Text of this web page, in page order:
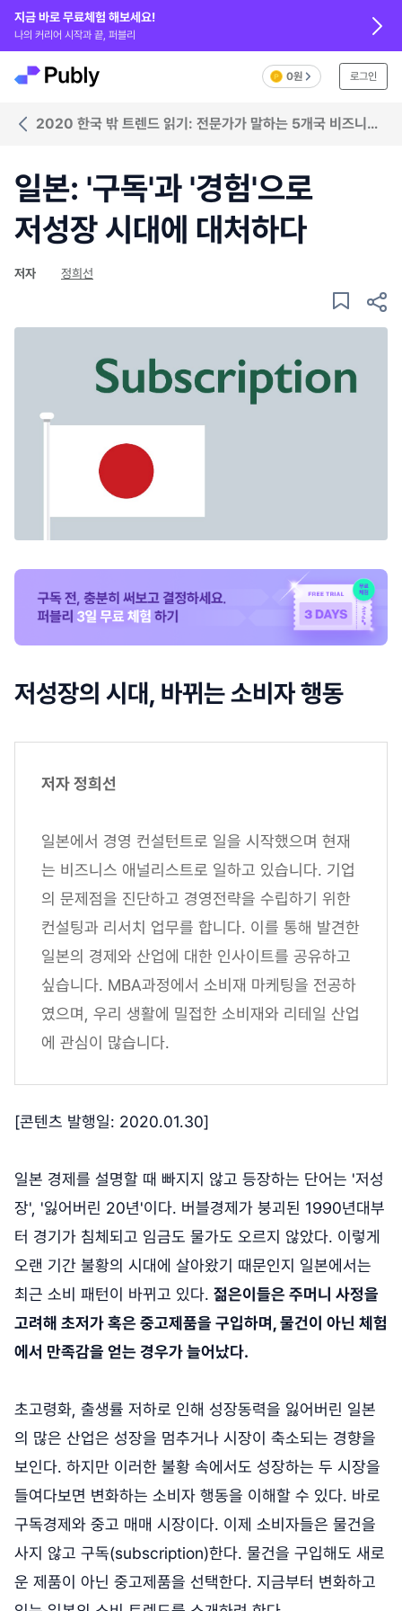
지금 바로 무료체험 해보세요!
나의 커리어 시작과 끝, 퍼블리
0원 로그인
2020 한국 밖 트렌드 읽기: 전문가가 말하는 5개국 비즈니스
일본: '구독'과 '경험'으로
저성장 시대에 대처하다
저자 정희선
저성장의 시대, 바뀌는 소비자 행동
저자 정희선
일본에서 경영 컨설턴트로 일을 시작했으며 현재
는 비즈니스 애널리스트로 일하고 있습니다. 기업
의 문제점을 진단하고 경영전략을 수립하기 위한
컨설팅과 리서치 업무를 합니다. 이를 통해 발견한
일본의 경제와 산업에 대한 인사이트를 공유하고
싶습니다. MBA과정에서 소비재 마케팅을 전공하
였으며, 우리 생활에 밀접한 소비재와 리테일 산업
에 관심이 많습니다.
[콘텐츠 발행일: 2020.01.30]
일본 경제를 설명할 때 빠지지 않고 등장하는 단어는 '저성
장', '잃어버린 20년'이다. 버블경제가 붕괴된 1990년대부
터 경기가 침체되고 임금도 물가도 오르지 않았다. 이렇게
오랜 기간 불황의 시대에 살아왔기 때문인지 일본에서는
최근 소비 패턴이 바뀌고 있다. 젊은이들은 주머니 사정을
고려해 초저가 혹은 중고제품을 구입하며, 물건이 아닌 체험
에서 만족감을 얻는 경우가 늘어났다.
초고령화, 출생률 저하로 인해 성장동력을 잃어버린 일본
의 많은 산업은 성장을 멈추거나 시장이 축소되는 경향을
보인다. 하지만 이러한 불황 속에서도 성장하는 두 시장을
들여다보면 변화하는 소비자 행동을 이해할 수 있다. 바로
구독경제와 중고 매매 시장이다. 이제 소비자들은 물건을
사지 않고 구독(subscription)한다. 물건을 구입해도 새로
운 제품이 아닌 중고제품을 선택한다. 지금부터 변화하고